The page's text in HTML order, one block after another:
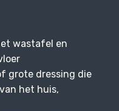
wastafel en
grote dressing die
het huis,